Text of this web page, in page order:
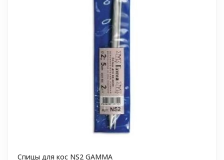
Спицы для кос NS2 GAMMA